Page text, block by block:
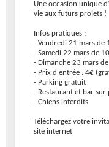
Une occasion unique
vie aux futurs projets !
Infos pratiques :
- Vendredi 21 mars de
- Samedi 22 mars de
- Dimanche 23 mars
- Prix d'entrée : 4€
- Parking gratuit
- Restaurant et bar sur
- Chiens interdits
Téléchargez votre
site internet